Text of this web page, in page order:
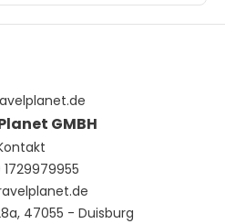
GMBH
47055 - Duisburg